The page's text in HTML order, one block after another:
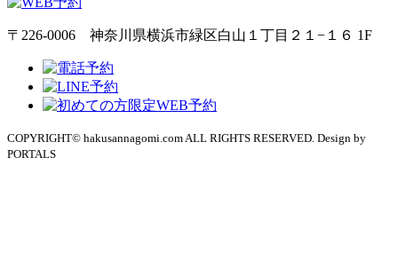
〒226-0006 神奈川県横浜市緑区白山１丁目２１−１６ 1F
COPYRIGHT© hakusannagomi.com ALL RIGHTS RESERVED. Design by
PORTALS